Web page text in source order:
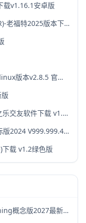
v1.16.1安卓版
老福特2025最新破解版(网易LOFTER)-老福特2025版本下载v8.1.22
为知笔记linux绿色版下载-为知笔记linux版本v2.8.5 官方破解版
非鱼之乐app官方破解版下载-非鱼之乐交友软件下载 v1.3.9安卓版
capcut2024最新破解版|capcut国际版2024 V999.999.45 安卓版下载
载 v1.2绿色版
Everything增强版免费下载-Everything概念版2027最新版安装